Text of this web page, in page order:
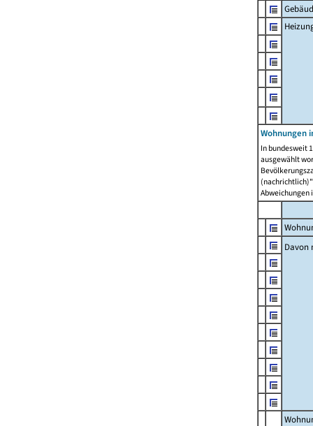
Wohnungen
In bundesweit
ausgewählt
Abweichungen
Davon